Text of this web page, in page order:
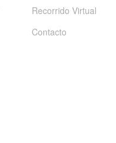
Recorrido Virtual
Contacto